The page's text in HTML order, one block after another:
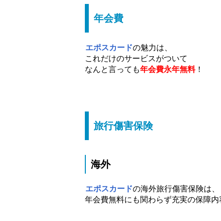
年会費
エポスカードの魅力は、
これだけのサービスがついて
なんと言っても年会費永年無料！
旅行傷害保険
海外
エポスカードの海外旅行傷害保険は、
年会費無料にも関わらず充実の保障内